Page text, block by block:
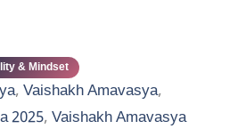
& Mindset
,Vaishakh Amavasya,
2025, Vaishakh Amavasya